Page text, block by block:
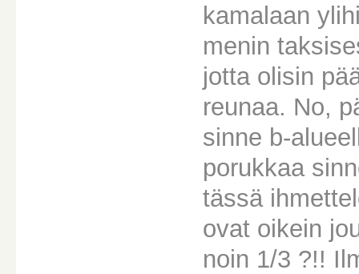
kamalaan
menin
jotta olisin
reunaa. No,
sinne b-
porukkaa
tässä
ovat oikein
noin 1/3 ?!!